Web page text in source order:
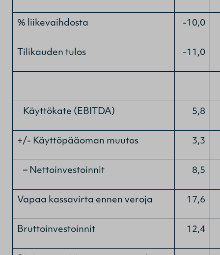
% liikevaihdosta -10,0
Tilikauden tulos -11,0
Käyttökate (EBITDA) 5,8
+/- Käyttöpääoman muutos 3,3
– Nettoinvestoinnit 8,5
Vapaa kassavirta ennen veroja 17,6
Bruttoinvestoinnit 12,4